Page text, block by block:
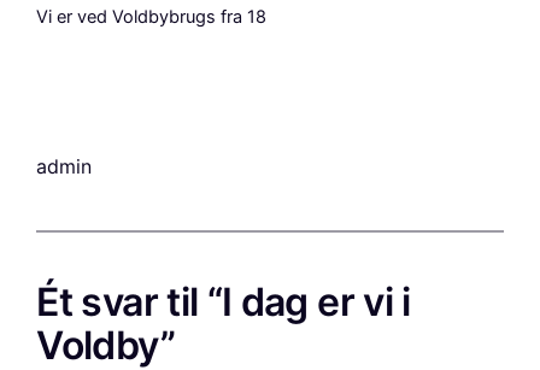
Vi er ved Voldbybrugs fra 18
admin
Ét svar til “I dag er vi i
Voldby”